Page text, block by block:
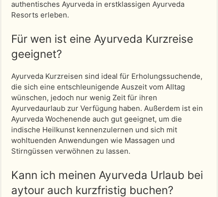
authentisches Ayurveda in erstklassigen Ayurveda
Resorts erleben.
Für wen ist eine Ayurveda Kurzreise
geeignet?
Ayurveda Kurzreisen sind ideal für Erholungssuchende,
die sich eine entschleunigende Auszeit vom Alltag
wünschen, jedoch nur wenig Zeit für ihren
Ayurvedaurlaub zur Verfügung haben. Außerdem ist ein
Ayurveda Wochenende auch gut geeignet, um die
indische Heilkunst kennenzulernen und sich mit
wohltuenden Anwendungen wie Massagen und
Stirngüssen verwöhnen zu lassen.
Kann ich meinen Ayurveda Urlaub bei
aytour auch kurzfristig buchen?